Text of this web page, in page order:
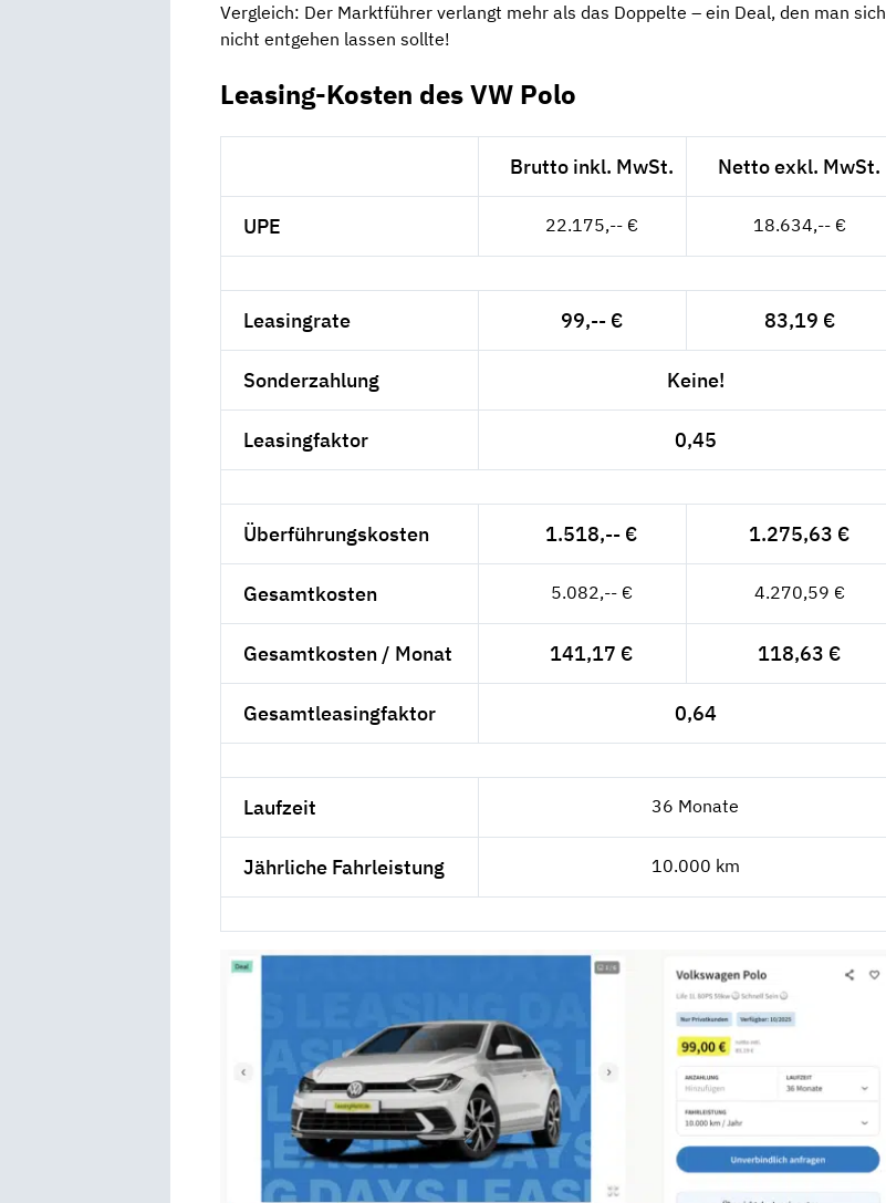
Vergleich: Der Marktführer verlangt mehr als das Doppelte – ein Deal, den man sich
nicht entgehen lassen sollte!
Leasing-Kosten des VW Polo
Brutto inkl. MwSt. Netto exkl. MwSt.
UPE 22.175,-- € 18.634,-- €
Leasingrate 99,-- € 83,19 €
Sonderzahlung Keine!
Leasingfaktor 0,45
Überführungskosten 1.518,-- € 1.275,63 €
Gesamtkosten 5.082,-- € 4.270,59 €
Gesamtkosten / Monat 141,17 € 118,63 €
Gesamtleasingfaktor 0,64
Laufzeit 36 Monate
Jährliche Fahrleistung 10.000 km